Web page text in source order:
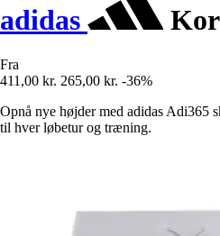
adidas
Fra
411,00 kr. 265,00 kr. -36%
Opnå nye højder med adidas Adi365
til hver løbetur og træning.